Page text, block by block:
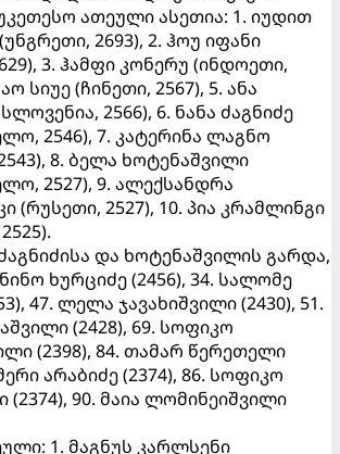
ათეული ასეთია: 1. იუდით
2693), 2. ჰოუ იფანი
3. ჰამფი კონერუ (ინდოეთი,
სიუე (ჩინეთი, 2567), 5. ანა
2566), 6. ნანა ძაგნიძე
2546), 7. კატერინა ლაგნო
8. ბელა ხოტენაშვილი
2527), 9. ალექსანდრა
(რუსეთი, 2527), 10. პია კრამლინგი
და ხოტენაშვილის გარდა,
ხურციძე (2456), 34. სალომე
47. ლელა ჯავახიშვილი (2430), 51.
(2428), 69. სოფიკო
(2398), 84. თამარ წერეთელი
არაბიძე (2374), 86. სოფიკო
(2374), 90. მაია ლომინეიშვილი
1. მაგნუს კარლსენი